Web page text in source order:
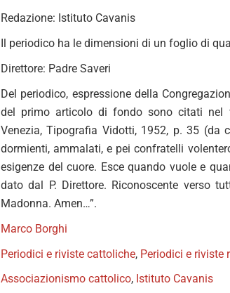
Redazione: Istituto Cavanis
Il periodico ha le dimensioni di un foglio di
Direttore: Padre Saveri
Del periodico, espressione della
del primo articolo di fondo sono citati nel
Venezia, Tipografia Vidotti, 1952, p. 35 (da
dormienti, ammalati, e pei confratelli
esigenze del cuore. Esce quando vuole e
dato dal P. Direttore. Riconoscente verso
Madonna. Amen…”.
Marco Borghi
Periodici e riviste cattoliche, Periodici e riviste
Associazionismo cattolico, Istituto Cavanis